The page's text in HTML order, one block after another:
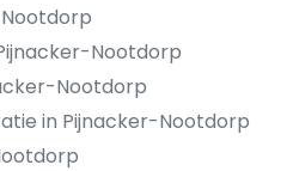
Nootdorp
Nootdorp
in Pijnacker-Nootdorp